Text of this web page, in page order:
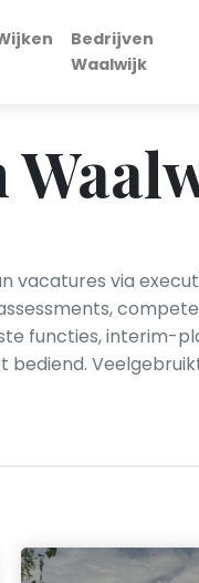
Bedrijven
Waalwijk
vacatures via
functies, interim-
bediend.